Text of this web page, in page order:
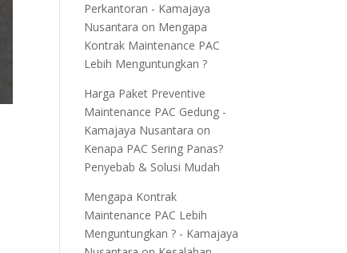
Perkantoran - Kamajaya
Nusantara on Mengapa
Kontrak Maintenance PAC
Lebih Menguntungkan ?
Harga Paket Preventive
Maintenance PAC Gedung -
Kamajaya Nusantara on
Kenapa PAC Sering Panas?
Penyebab & Solusi Mudah
Mengapa Kontrak
Maintenance PAC Lebih
Menguntungkan ? - Kamajaya